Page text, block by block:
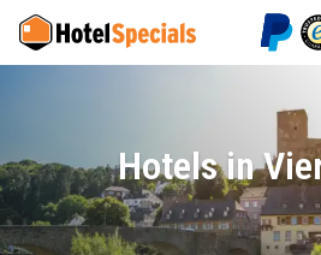
Hotels in